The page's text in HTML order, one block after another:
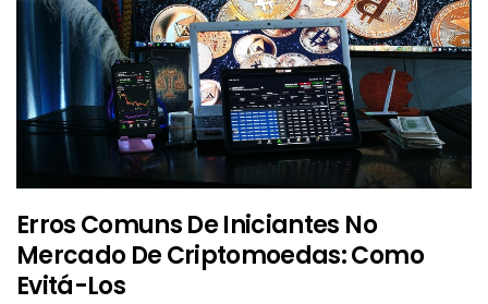
Erros Comuns De Iniciantes No
Mercado De Criptomoedas: Como
Evitá-Los